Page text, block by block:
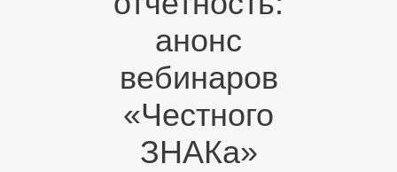
анонс
вебинаров
«Честного
ЗНАКа»
НОВОСТИ
ПАРТНЕРЫ
КОНТАКТЫ